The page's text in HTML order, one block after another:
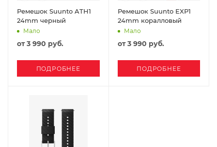
Ремешок Suunto ATH1
24mm черный
Мало
от3 990 руб.
ПОДРОБНЕЕ
Ремешок Suunto EXP1
24mm коралловый
Мало
от3 990 руб.
ПОДРОБНЕЕ